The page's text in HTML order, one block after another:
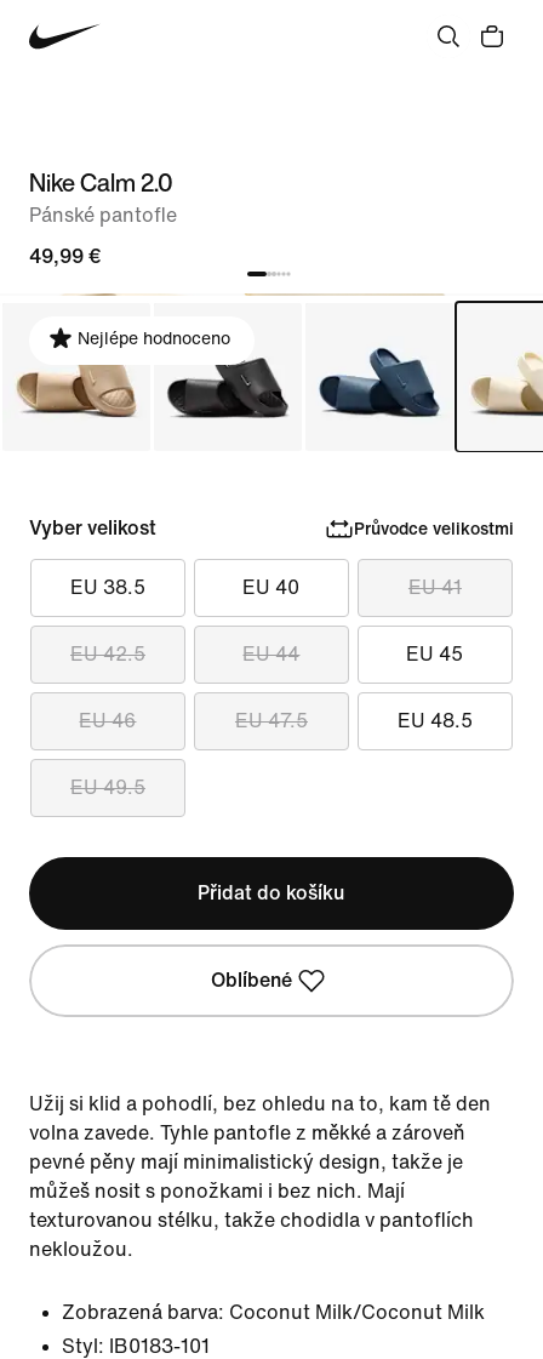
Nike Calm 2.0
Pánské pantofle
49,99 €
Nejlépe hodnoceno
Vyber velikost Průvodce velikostmi
EU 38.5 EU 40 EU 41
EU 42.5 EU 44 EU 45
EU 46 EU 47.5 EU 48.5
EU 49.5
Přidat do košíku
Oblíbené
Užij si klid a pohodlí, bez ohledu na to, kam tě den
volna zavede. Tyhle pantofle z měkké a zároveň
pevné pěny mají minimalistický design, takže je
můžeš nosit s ponožkami i bez nich. Mají
texturovanou stélku, takže chodidla v pantoflích
nekloužou.
Zobrazená barva: Coconut Milk/Coconut Milk
Styl:
IB0183-101